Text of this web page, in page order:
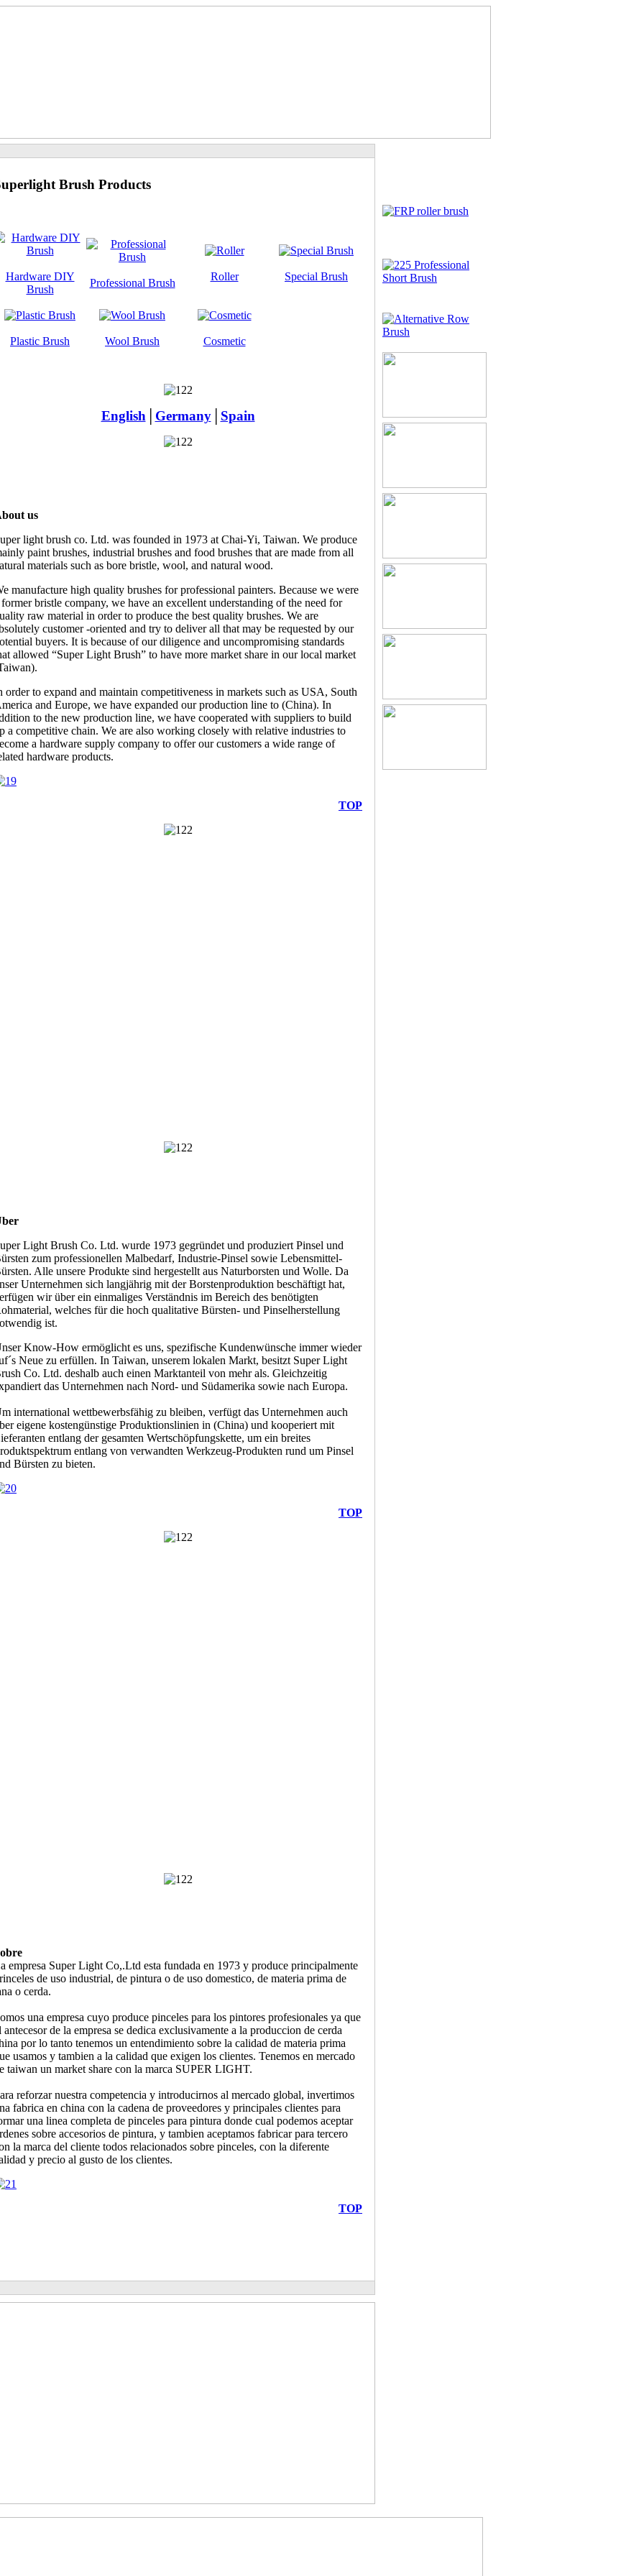
Brush Products
Hardware DIY
Brush
Professional Brush
Roller Special Brush
Plastic Brush Wool Brush Cosmetic
English│ Germany│ Spain
us
light brush co. Ltd. was founded in 1973 at Chai-Yi, Taiwan. We produce
paint brushes, industrial brushes and food brushes that are made from all
materials such as bore bristle, wool, and natural wood.
manufacture high quality brushes for professional painters. Because we were
former bristle company, we have an excellent understanding of the need for
raw material in order to produce the best quality brushes. We are
customer -oriented and try to deliver all that may be requested by our
buyers. It is because of our diligence and uncompromising standards
allowed “Super Light Brush” to have more market share in our local market
order to expand and maintain competitiveness in markets such as USA, South
and Europe, we have expanded our production line to (China). In
to the new production line, we have cooperated with suppliers to build
a competitive chain. We are also working closely with relative industries to
a hardware supply company to offer our customers a wide range of
hardware products.
TOP
Light Brush Co. Ltd. wurde 1973 gegründet und produziert Pinsel und
zum professionellen Malbedarf, Industrie-Pinsel sowie Lebensmittel-
Alle unsere Produkte sind hergestellt aus Naturborsten und Wolle. Da
Unternehmen sich langjährig mit der Borstenproduktion beschäftigt hat,
wir über ein einmaliges Verständnis im Bereich des benötigten
welches für die hoch qualitative Bürsten- und Pinselherstellung
ist.
Know-How ermöglicht es uns, spezifische Kundenwünsche immer wieder
Neue zu erfüllen. In Taiwan, unserem lokalen Markt, besitzt Super Light
Co. Ltd. deshalb auch einen Marktanteil von mehr als. Gleichzeitig
das Unternehmen nach Nord- und Südamerika sowie nach Europa.
international wettbewerbsfähig zu bleiben, verfügt das Unternehmen auch
eigene kostengünstige Produktionslinien in (China) und kooperiert mit
entlang der gesamten Wertschöpfungskette, um ein breites
entlang von verwandten Werkzeug-Produkten rund um Pinsel
Bürsten zu bieten.
TOP
empresa Super Light Co,.Ltd esta fundada en 1973 y produce principalmente
de uso industrial, de pintura o de uso domestico, de materia prima de
o cerda.
una empresa cuyo produce pinceles para los pintores profesionales ya que
antecesor de la empresa se dedica exclusivamente a la produccion de cerda
por lo tanto tenemos un entendimiento sobre la calidad de materia prima
usamos y tambien a la calidad que exigen los clientes. Tenemos en mercado
taiwan un market share con la marca SUPER LIGHT.
reforzar nuestra competencia y introducirnos al mercado global, invertimos
fabrica en china con la cadena de proveedores y principales clientes para
una linea completa de pinceles para pintura donde cual podemos aceptar
sobre accesorios de pintura, y tambien aceptamos fabricar para tercero
la marca del cliente todos relacionados sobre pinceles, con la diferente
y precio al gusto de los clientes.
TOP